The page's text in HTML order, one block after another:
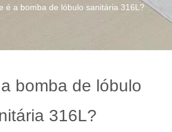
é a bomba de lóbulo sanitária 316L?
bomba de lóbulo
316L?